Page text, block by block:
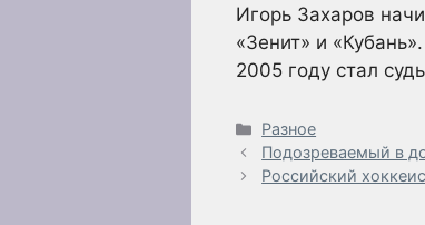
Игорь Захаров
«Зенит» и
2005 году стал
Рубрики
Разное
Подозреваемый в
Российский